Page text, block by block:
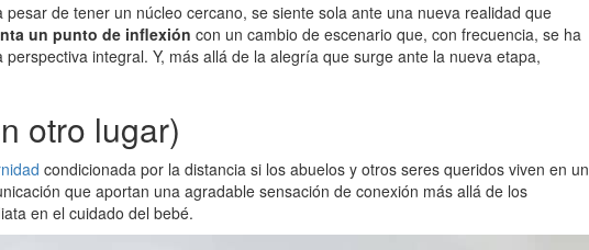
de tener un núcleo cercano, se siente sola ante una nueva realidad que
un punto de inflexión con un cambio de escenario que, con frecuencia, se ha
integral. Y, más allá de la alegría que surge ante la nueva etapa,
otro lugar)
condicionada por la distancia si los abuelos y otros seres queridos viven en un
que aportan una agradable sensación de conexión más allá de los
en el cuidado del bebé.